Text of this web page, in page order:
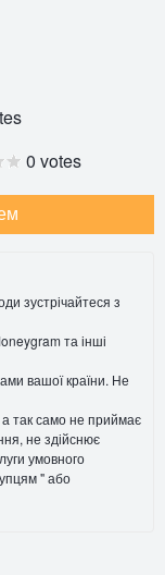
0 votes
зустрічайтеся з
та інші
вашої країни. Не
так само не приймає
не здійснює
умовного
" або